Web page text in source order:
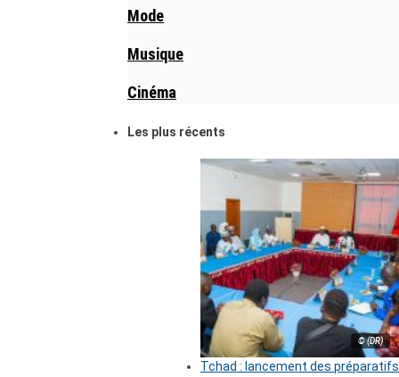
Mode
Musique
Cinéma
Les plus récents
© (DR)
Tchad : lancement des préparatifs